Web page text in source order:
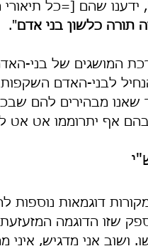
שהם [=כל תיאורי
תורה כלשון בני אדם".
המושגים של בני-
לבני-האדם
מבהירים להם
שבהם אף יתרוממו אט
דוגמאות
שזו הדוגמה
ושוב אני מדגיש, איני